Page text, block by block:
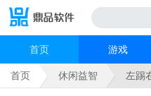
首页 游戏
首页 休闲益智 左踢